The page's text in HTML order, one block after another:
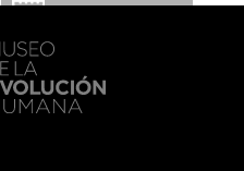
CALENDARIO